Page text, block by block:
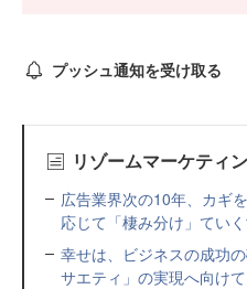
プッシュ通知を受け取る
リゾームマーケティ
広告業界次の10年、カギ
応じて「棲み分け」てい
幸せは、ビジネスの成功
サエティ」の実現へ向けて